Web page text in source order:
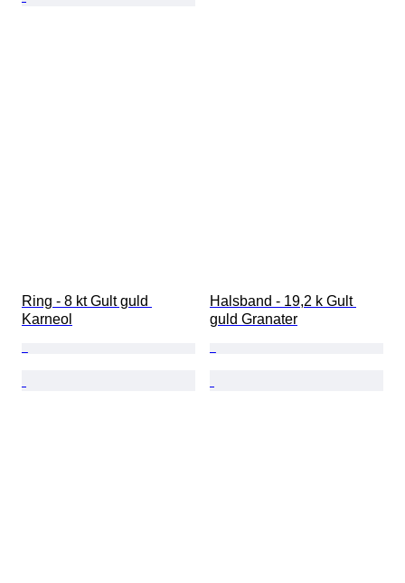
Ring - 8 kt Gult guld
Karneol
Halsband - 19,2 k Gult
guld Granater